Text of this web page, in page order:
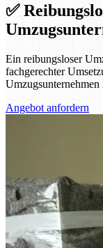
✅
Ein reibungsloser
fachgerechter
Angebot anfordern